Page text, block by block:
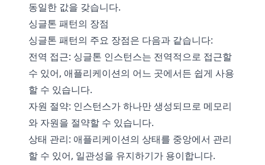
동일한 값을 갖습니다.
싱글톤 패턴의 장점
싱글톤 패턴의 주요 장점은 다음과 같습니다:
전역 접근: 싱글톤 인스턴스는 전역적으로 접근할
수 있어, 애플리케이션의 어느 곳에서든 쉽게 사용
할 수 있습니다.
자원 절약: 인스턴스가 하나만 생성되므로 메모리
와 자원을 절약할 수 있습니다.
상태 관리: 애플리케이션의 상태를 중앙에서 관리
할 수 있어, 일관성을 유지하기가 용이합니다.